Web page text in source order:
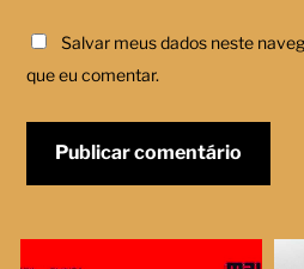
Salvar meus dados neste
que eu comentar.